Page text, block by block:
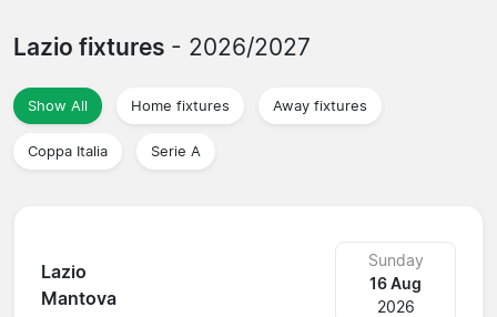
Lazio fixtures - 2026/2027
Show All Home fixtures Away fixtures
Coppa Italia Serie A
Lazio
Mantova
Sunday
16 Aug
2026